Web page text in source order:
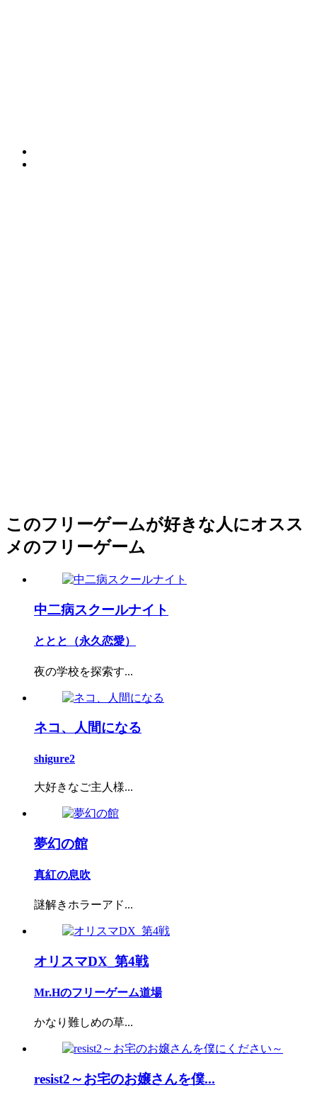
このフリーゲームが好きな人にオスス
メのフリーゲーム
中二病スクールナイト
ととと（永久恋愛）
夜の学校を探索す...
ネコ、人間になる
shigure2
大好きなご主人様...
夢幻の館
真紅の息吹
謎解きホラーアド...
オリスマDX_第4戦
Mr.Hのフリーゲーム道場
かなり難しめの草...
resist2～お宅のお嬢さんを僕...